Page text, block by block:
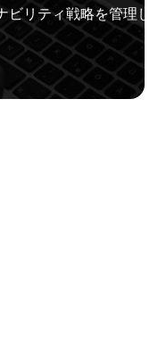
ビリティ戦略を管理し